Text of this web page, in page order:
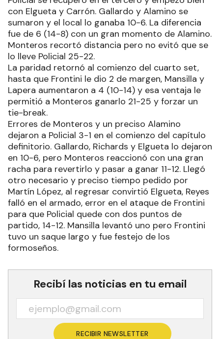
con Elgueta y Carrón. Gallardo y Alamino se
sumaron y el local lo ganaba 10-6. La diferencia
fue de 6 (14-8) con un gran momento de Alamino.
Monteros recortó distancia pero no evitó que se
lo lleve Policial 25-22.
La paridad retornó al comienzo del cuarto set,
hasta que Frontini le dio 2 de margen, Mansilla y
Lapera aumentaron a 4 (10-14) y esa ventaja le
permitió a Monteros ganarlo 21-25 y forzar un
tie-break.
Errores de Monteros y un preciso Alamino
dejaron a Policial 3-1 en el comienzo del capítulo
definitorio. Gallardo, Richards y Elgueta lo dejaron
en 10-6, pero Monteros reaccionó con una gran
racha para revertirlo y pasar a ganar 11-12. Llegó
otro necesario y preciso tiempo pedido por
Martín López, al regresar convirtió Elgueta, Reyes
falló en el armado, error en el ataque de Frontini
para que Policial quede con dos puntos de
partido, 14-12. Mansilla levantó uno pero Frontini
tuvo un saque largo y fue festejo de los
formoseños.
Recibí las noticias en tu email
RECIBIR NEWSLETTER